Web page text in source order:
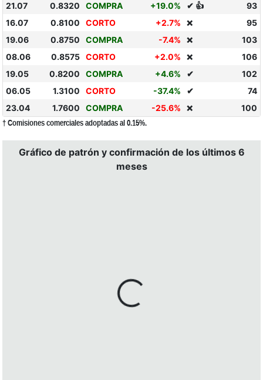
21.07
0.8320 COMPRA +19.0% ✔ 👍
93
16.07
0.8100 CORTO +2.7% ❌
95
19.06
0.8750 COMPRA -7.4% ❌
103
08.06
0.8575 CORTO +2.0% ❌
106
19.05
0.8200 COMPRA +4.6% ✔
102
06.05
1.3100 CORTO -37.4% ✔
74
23.04
1.7600 COMPRA -25.6% ❌ 100
† Comisiones comerciales adoptadas al 0.15%.
Gráfico de patrón y confirmación de los últimos 6
meses